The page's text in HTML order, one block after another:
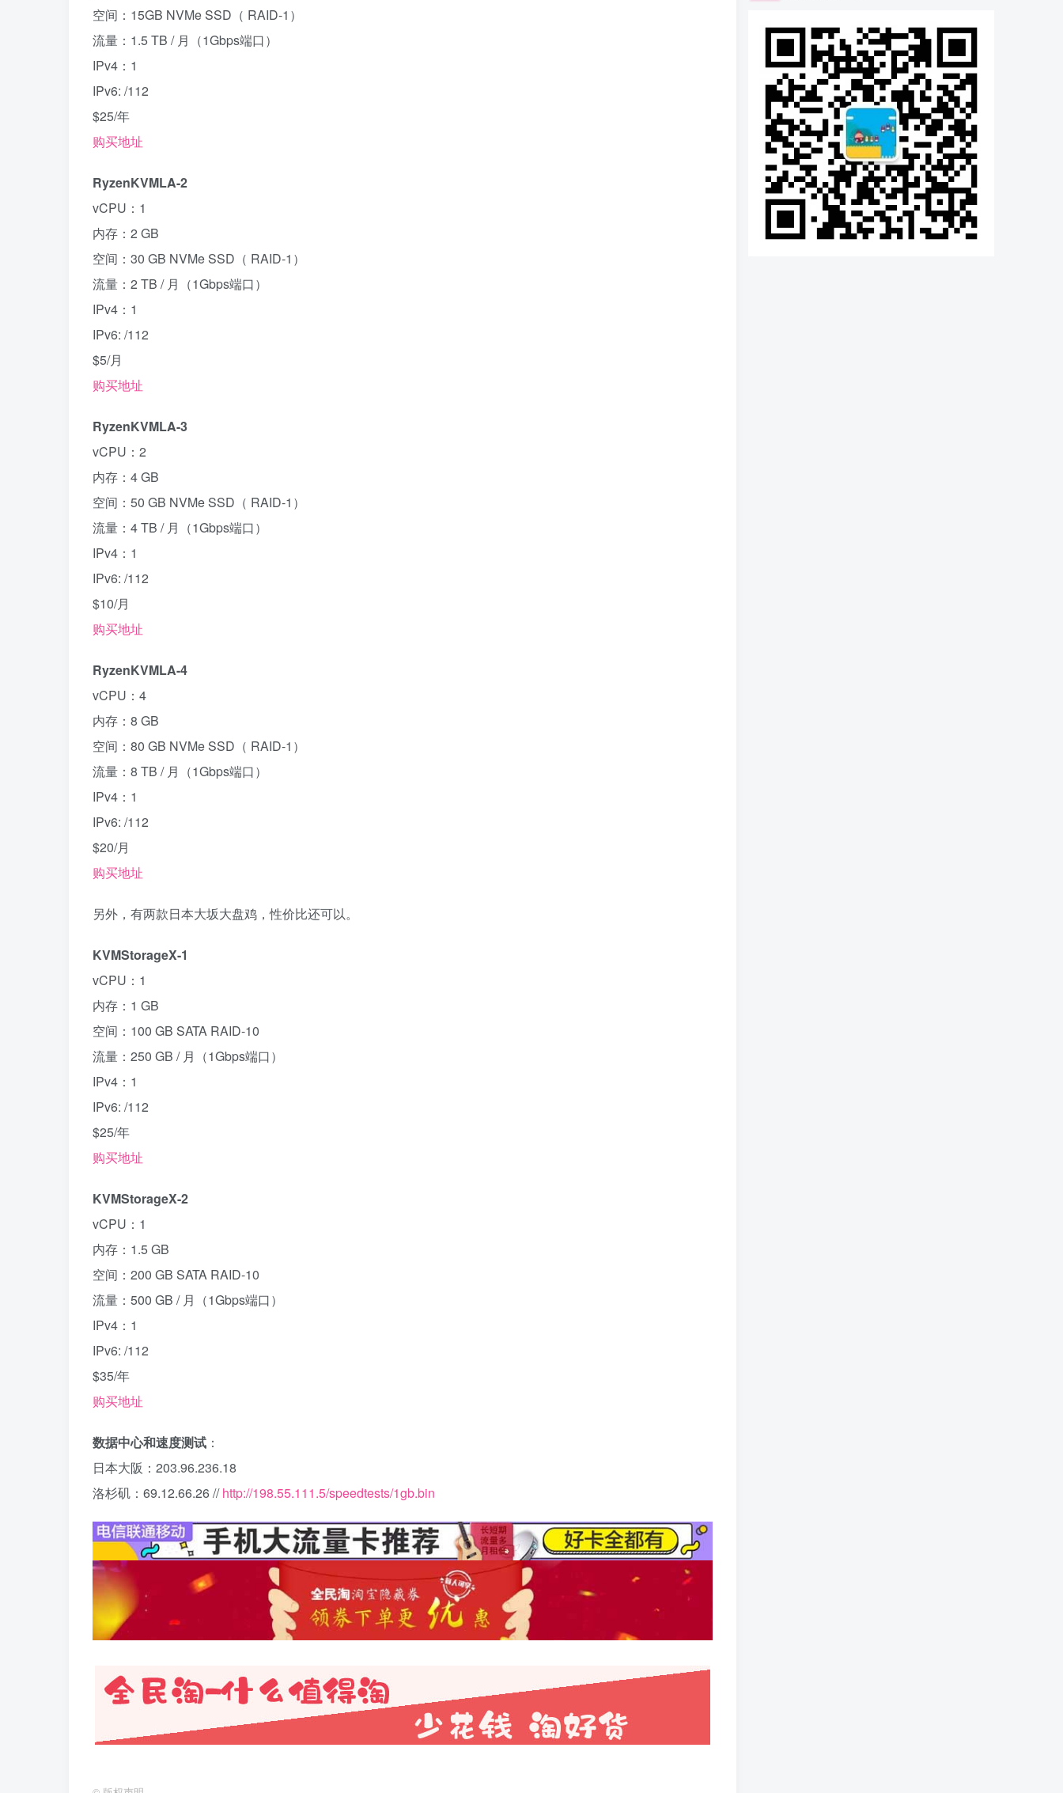
空间：15GB NVMe SSD（ RAID-1）
流量：1.5 TB / 月（1Gbps端口）
IPv4：1
IPv6: /112
$25/年
购买地址
RyzenKVMLA-2
vCPU：1
内存：2 GB
空间：30 GB NVMe SSD（ RAID-1）
流量：2 TB / 月（1Gbps端口）
IPv4：1
IPv6: /112
$5/月
购买地址
RyzenKVMLA-3
vCPU：2
内存：4 GB
空间：50 GB NVMe SSD（ RAID-1）
流量：4 TB / 月（1Gbps端口）
IPv4：1
IPv6: /112
$10/月
购买地址
RyzenKVMLA-4
vCPU：4
内存：8 GB
空间：80 GB NVMe SSD（ RAID-1）
流量：8 TB / 月（1Gbps端口）
IPv4：1
IPv6: /112
$20/月
购买地址
另外，有两款日本大坂大盘鸡，性价比还可以。
KVMStorageX-1
vCPU：1
内存：1 GB
空间：100 GB SATA RAID-10
流量：250 GB / 月（1Gbps端口）
IPv4：1
IPv6: /112
$25/年
购买地址
KVMStorageX-2
vCPU：1
内存：1.5 GB
空间：200 GB SATA RAID-10
流量：500 GB / 月（1Gbps端口）
IPv4：1
IPv6: /112
$35/年
购买地址
数据中心和速度测试 ：
日本大阪：203.96.236.18
洛杉矶：69.12.66.26 //http://198.55.111.5/speedtests/1gb.bin